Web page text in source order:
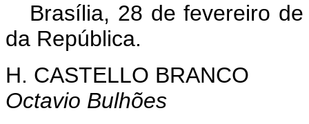
Brasília, 28 de fevereiro
da República.
H. CASTELLO BRANCO
Octavio Bulhões